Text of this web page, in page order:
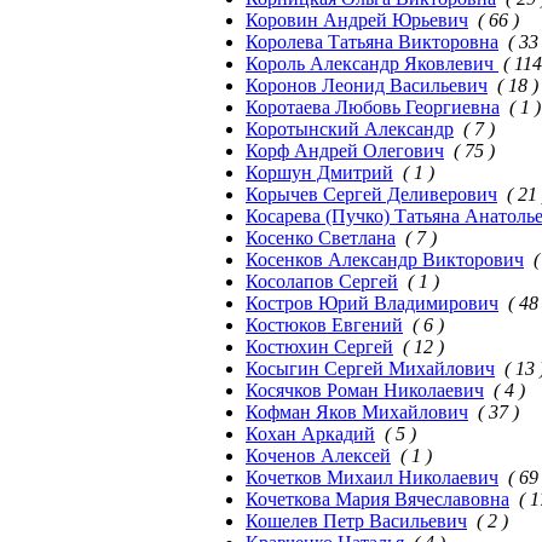
Коровин Андрей Юрьевич ( 66 )
Королева Татьяна Викторовна ( 33
Король Александр Яковлевич (
Коронов Леонид Васильевич ( 18 )
Коротаева Любовь Георгиевна ( 1 )
Коротынский Александр ( 7 )
Корф Андрей Олегович ( 75 )
Коршун Дмитрий ( 1 )
Корычев Сергей Деливерович ( 21
Косарева (Пучко) Татьяна
Косенко Светлана ( 7 )
Косенков Александр Викторович
Косолапов Сергей ( 1 )
Костров Юрий Владимирович ( 48
Костюков Евгений ( 6 )
Костюхин Сергей ( 12 )
Косыгин Сергей Михайлович ( 13
Косячков Роман Николаевич ( 4 )
Кофман Яков Михайлович ( 37 )
Кохан Аркадий ( 5 )
Коченов Алексей ( 1 )
Кочетков Михаил Николаевич ( 69
Кочеткова Мария Вячеславовна (
Кошелев Петр Васильевич ( 2 )